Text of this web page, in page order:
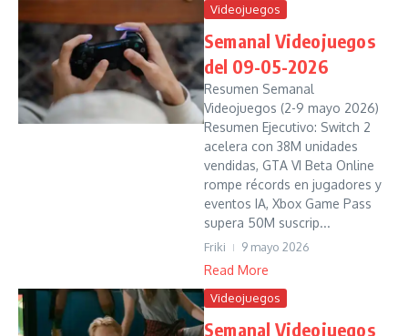
Videojuegos
Semanal Videojuegos
del 09-05-2026
Resumen Semanal
Videojuegos (2-9 mayo 2026)
Resumen Ejecutivo: Switch 2
acelera con 38M unidades
vendidas, GTA VI Beta Online
rompe récords en jugadores y
eventos IA, Xbox Game Pass
supera 50M suscrip...
Friki 9 mayo 2026
Read More
Videojuegos
Semanal Videojuegos